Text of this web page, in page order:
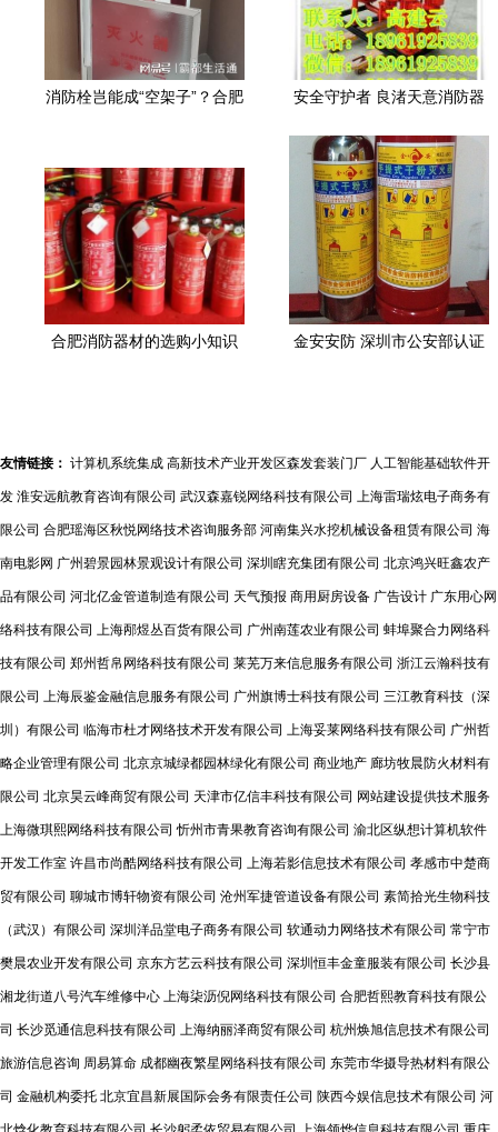
消防栓岂能成“空架子”？合肥
安全守护者 良渚天意消防器
合肥消防器材的选购小知识
金安安防 深圳市公安部认证
友情链接： 计算机系统集成 高新技术产业开发区森发套装门厂 人工智能基础软件开
发 淮安远航教育咨询有限公司 武汉森嘉锐网络科技有限公司 上海雷瑞炫电子商务有
限公司 合肥瑶海区秋悦网络技术咨询服务部 河南集兴水挖机械设备租赁有限公司 海
南电影网 广州碧景园林景观设计有限公司 深圳瞎充集团有限公司 北京鸿兴旺鑫农产
品有限公司 河北亿金管道制造有限公司 天气预报 商用厨房设备 广告设计 广东用心网
络科技有限公司 上海邴煜丛百货有限公司 广州南莲农业有限公司 蚌埠聚合力网络科
技有限公司 郑州哲帛网络科技有限公司 莱芜万来信息服务有限公司 浙江云瀚科技有
限公司 上海辰鉴金融信息服务有限公司 广州旗博士科技有限公司 三江教育科技（深
圳）有限公司 临海市杜才网络技术开发有限公司 上海妥莱网络科技有限公司 广州哲
略企业管理有限公司 北京京城绿都园林绿化有限公司 商业地产 廊坊牧晨防火材料有
限公司 北京昊云峰商贸有限公司 天津市亿信丰科技有限公司 网站建设提供技术服务
上海微琪熙网络科技有限公司 忻州市青果教育咨询有限公司 渝北区纵想计算机软件
开发工作室 许昌市尚酷网络科技有限公司 上海若影信息技术有限公司 孝感市中楚商
贸有限公司 聊城市博轩物资有限公司 沧州军捷管道设备有限公司 素简拾光生物科技
（武汉）有限公司 深圳洋品堂电子商务有限公司 软通动力网络技术有限公司 常宁市
樊晨农业开发有限公司 京东方艺云科技有限公司 深圳恒丰金童服装有限公司 长沙县
湘龙街道八号汽车维修中心 上海柒沥倪网络科技有限公司 合肥哲熙教育科技有限公
司 长沙觅通信息科技有限公司 上海纳丽泽商贸有限公司 杭州焕旭信息技术有限公司
旅游信息咨询 周易算命 成都幽夜繁星网络科技有限公司 东莞市华摄导热材料有限公
司 金融机构委托 北京宜昌新展国际会务有限责任公司 陕西今娱信息技术有限公司 河